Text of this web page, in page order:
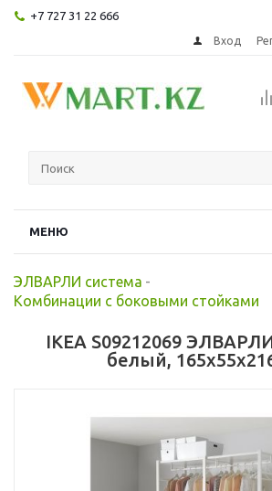
+7 727 31 22 666
Вход
МЕНЮ
ЭЛВАРЛИ система -
Комбинации с боковыми стойками
IKEA S09212069
белый,